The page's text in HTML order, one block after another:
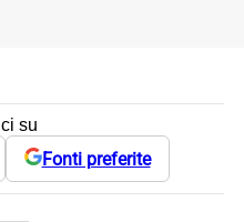
su
Fonti preferite